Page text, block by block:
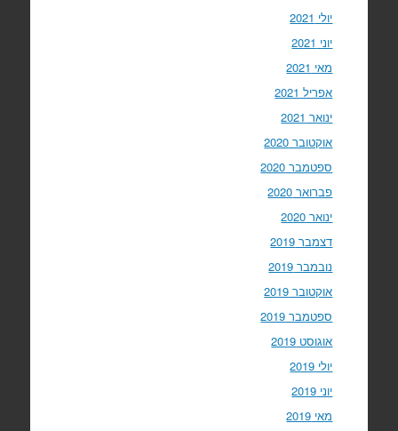
יולי 2021
יוני 2021
מאי 2021
אפריל 2021
ינואר 2021
אוקטובר 2020
ספטמבר 2020
פברואר 2020
ינואר 2020
דצמבר 2019
נובמבר 2019
אוקטובר 2019
ספטמבר 2019
אוגוסט 2019
יולי 2019
יוני 2019
מאי 2019